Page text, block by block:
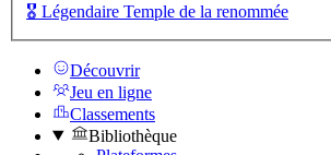
🎖️ Légendaire Temple de la renommée
Découvrir
Jeu en ligne
Classements
Bibliothèque